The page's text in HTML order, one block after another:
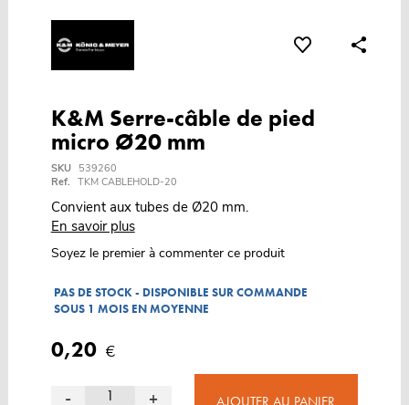
K&M Serre-câble de pied
micro Ø20 mm
SKU
539260
Ref. TKM CABLEHOLD-20
Convient aux tubes de Ø20 mm.
En savoir plus
Soyez le premier à commenter ce produit
PAS DE STOCK - DISPONIBLE SUR COMMANDE
SOUS 1 MOIS EN MOYENNE
0,20 €
- +